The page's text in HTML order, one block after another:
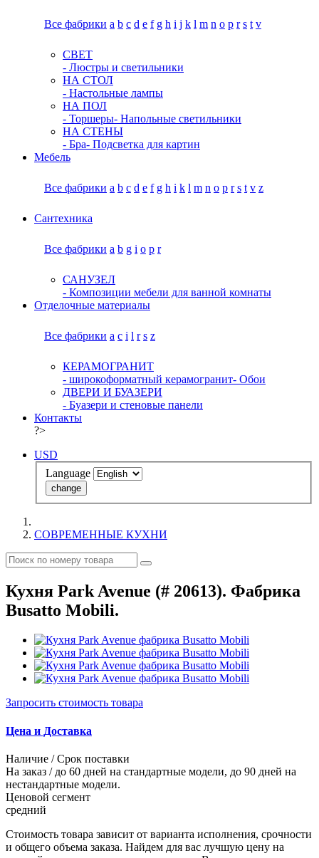
Все фабрики a b c d e f g h i j k l m n o p r s t v
СВЕТ
- Люстры и светильники
НА СТОЛ
- Настольные лампы
НА ПОЛ
- Торшеры- Напольные светильники
НА СТЕНЫ
- Бра- Подсветка для картин
Мебель
Все фабрики a b c d e f g h i k l m n o p r s t v z
Сантехника
Все фабрики a b g i o p r
САНУЗЕЛ
- Композиции мебели для ванной комнаты
Отделочные материалы
Все фабрики a c i l r s z
КЕРАМОГРАНИТ
- широкоформатный керамогранит- Обои
ДВЕРИ И БУАЗЕРИ
- Буазери и стеновые панели
Контакты
?>
USD
Language
change
СОВРЕМЕННЫЕ КУХНИ
Кухня Park Avenue (# 20613). Фабрика
Busatto Mobili.
Запросить стоимость товара
Цена и Доставка
Наличие / Срок поставки
На заказ / до 60 дней на стандартные модели, до 90 дней на
нестандартные модели.
Ценовой сегмент
средний
Стоимость товара зависит от варианта исполнения, срочности
и общего объема заказа. Найдем для вас лучшую цену на